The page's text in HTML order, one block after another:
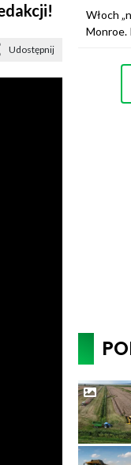
Udostępnij
Włoch
Monroe.